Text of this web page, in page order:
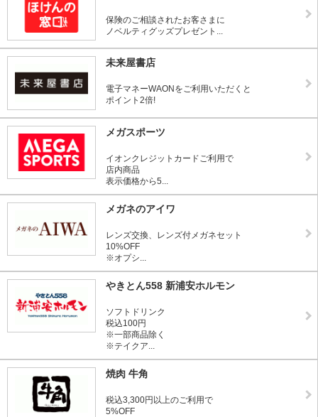
保険のご相談されたお客さまに
ノベルティグッズプレゼント...
未来屋書店
電子マネーWAONをご利用いただくと
ポイント2倍!
メガスポーツ
イオンクレジットカードご利用で
店内商品
表示価格から5...
メガネのアイワ
レンズ交換、レンズ付メガネセット
10%OFF
※オプシ...
やきとん558 新浦安ホルモン
ソフトドリンク
税込100円
※一部商品除く
※テイクア...
焼肉 牛角
税込3,300円以上のご利用で
5%OFF